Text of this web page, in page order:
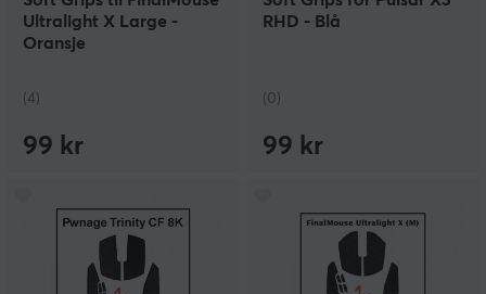
Ultralight X Large -
Oransje
(4)
99 kr
RHD - Blå
(0)
99 kr